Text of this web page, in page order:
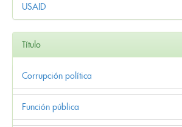
USAID
Título
Corrupción política
Función pública